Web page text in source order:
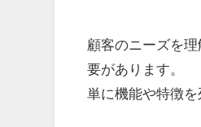
顧客のニーズを
要があります。
単に機能や特徴